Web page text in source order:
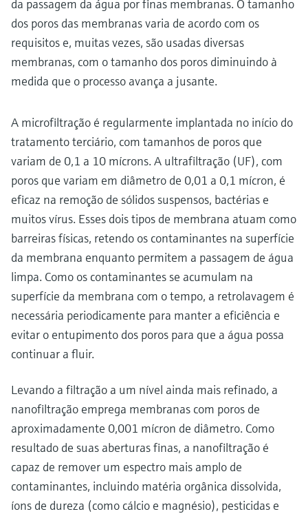
da passagem da água por finas membranas. O tamanho
dos poros das membranas varia de acordo com os
requisitos e, muitas vezes, são usadas diversas
membranas, com o tamanho dos poros diminuindo à
medida que o processo avança a jusante.
A microfiltração é regularmente implantada no início do
tratamento terciário, com tamanhos de poros que
variam de 0,1 a 10 mícrons. A ultrafiltração (UF), com
poros que variam em diâmetro de 0,01 a 0,1 mícron, é
eficaz na remoção de sólidos suspensos, bactérias e
muitos vírus. Esses dois tipos de membrana atuam como
barreiras físicas, retendo os contaminantes na superfície
da membrana enquanto permitem a passagem de água
limpa. Como os contaminantes se acumulam na
superfície da membrana com o tempo, a retrolavagem é
necessária periodicamente para manter a eficiência e
evitar o entupimento dos poros para que a água possa
continuar a fluir.
Levando a filtração a um nível ainda mais refinado, a
nanofiltração emprega membranas com poros de
aproximadamente 0,001 mícron de diâmetro. Como
resultado de suas aberturas finas, a nanofiltração é
capaz de remover um espectro mais amplo de
contaminantes, incluindo matéria orgânica dissolvida,
íons de dureza (como cálcio e magnésio), pesticidas e